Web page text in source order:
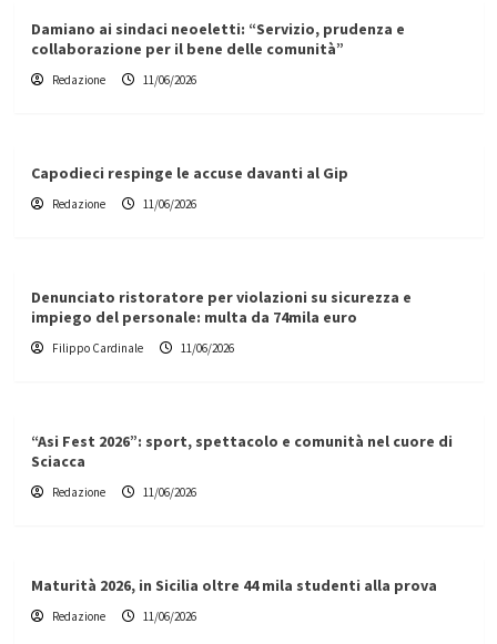
Damiano ai sindaci neoeletti: “Servizio, prudenza e
collaborazione per il bene delle comunità”
Redazione 11/06/2026
Capodieci respinge le accuse davanti al Gip
Redazione 11/06/2026
Denunciato ristoratore per violazioni su sicurezza e
impiego del personale: multa da 74mila euro
Filippo Cardinale 11/06/2026
“Asi Fest 2026”: sport, spettacolo e comunità nel cuore di
Sciacca
Redazione 11/06/2026
Maturità 2026, in Sicilia oltre 44 mila studenti alla prova
Redazione 11/06/2026